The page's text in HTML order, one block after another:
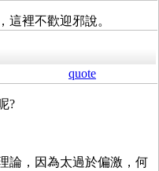
這裡不歡迎邪說。
quote
?
論，因為太過於偏激，何